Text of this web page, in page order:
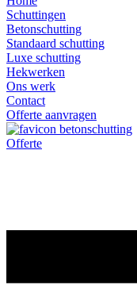
Schuttingen
Betonschutting
Standaard schutting
Luxe schutting
Hekwerken
Ons werk
Contact
Offerte aanvragen
Offerte